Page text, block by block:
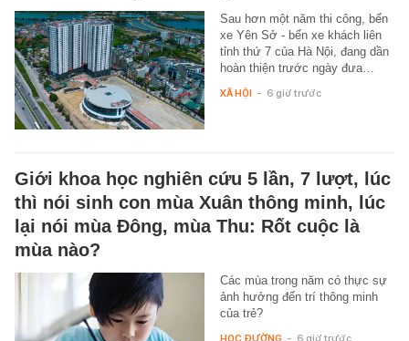
Sau hơn một năm thi công, bến
xe Yên Sở - bến xe khách liên
tỉnh thứ 7 của Hà Nội, đang dần
hoàn thiện trước ngày đưa…
XÃ HỘI - 6 giờ trước
Giới khoa học nghiên cứu 5 lần, 7 lượt, lúc
thì nói sinh con mùa Xuân thông minh, lúc
lại nói mùa Đông, mùa Thu: Rốt cuộc là
mùa nào?
Các mùa trong năm có thực sự
ảnh hưởng đến trí thông minh
của trẻ?